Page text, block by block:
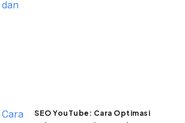
SEO YouTube: Cara Optimasi